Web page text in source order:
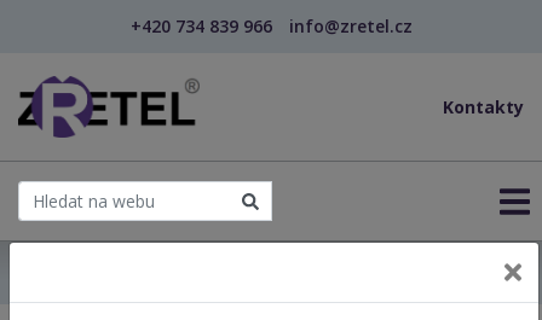
+420 734 839 966 info@zretel.cz
Kontakty